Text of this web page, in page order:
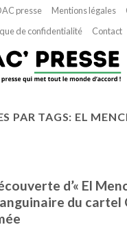
presse Mentions légales
de confidentialité
Contact
PAR TAGS: EL
d’« El
du cartel